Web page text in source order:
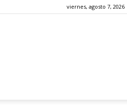
viernes, agosto 7, 2026